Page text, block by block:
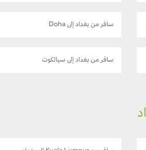
سافر من بغداد إلى Doha
سافر من بغداد إلى سيالكوت